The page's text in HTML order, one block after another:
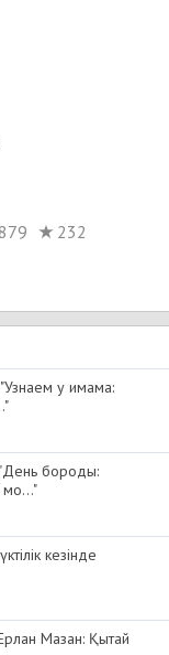
232
у имама:
бороды:
мо..."
кезінде
Мазан: Қытай